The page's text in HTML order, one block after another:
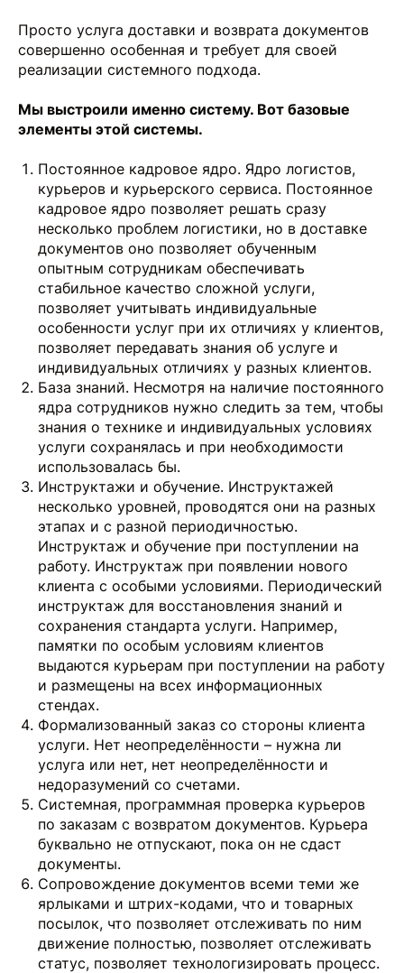
Просто услуга доставки и возврата документов
совершенно особенная и требует для своей
реализации системного подхода.
Мы выстроили именно систему. Вот базовые
элементы этой системы.
Постоянное кадровое ядро. Ядро логистов,
курьеров и курьерского сервиса. Постоянное
кадровое ядро позволяет решать сразу
несколько проблем логистики, но в доставке
документов оно позволяет обученным
опытным сотрудникам обеспечивать
стабильное качество сложной услуги,
позволяет учитывать индивидуальные
особенности услуг при их отличиях у клиентов,
позволяет передавать знания об услуге и
индивидуальных отличиях у разных клиентов.
База знаний. Несмотря на наличие постоянного
ядра сотрудников нужно следить за тем, чтобы
знания о технике и индивидуальных условиях
услуги сохранялась и при необходимости
использовалась бы.
Инструктажи и обучение. Инструктажей
несколько уровней, проводятся они на разных
этапах и с разной периодичностью.
Инструктаж и обучение при поступлении на
работу. Инструктаж при появлении нового
клиента с особыми условиями. Периодический
инструктаж для восстановления знаний и
сохранения стандарта услуги. Например,
памятки по особым условиям клиентов
выдаются курьерам при поступлении на работу
и размещены на всех информационных
стендах.
Формализованный заказ со стороны клиента
услуги. Нет неопределённости – нужна ли
услуга или нет, нет неопределённости и
недоразумений со счетами.
Системная, программная проверка курьеров
по заказам с возвратом документов. Курьера
буквально не отпускают, пока он не сдаст
документы.
Сопровождение документов всеми теми же
ярлыками и штрих-кодами, что и товарных
посылок, что позволяет отслеживать по ним
движение полностью, позволяет отслеживать
статус, позволяет технологизировать процесс.